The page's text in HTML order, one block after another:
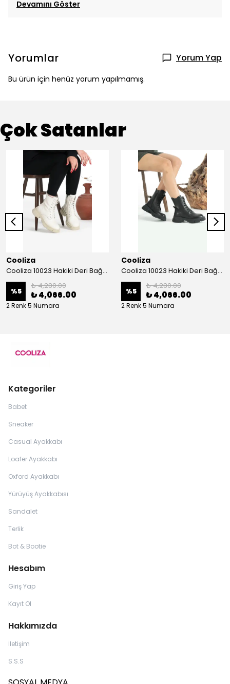
Devamını Göster
Yorumlar Yorum Yap
Bu ürün için henüz yorum yapılmamış.
Çok Satanlar
Cooliza
Cooliza 10023 Hakiki Deri Bağcıklı ve Fermuarlı Rahat Kadın Bot Ayakkabı - Ekru
%5
₺ 4,280.00
₺ 4,066.00
2 Renk 5 Numara
Cooliza
Cooliza 10023 Hakiki Deri Bağcıklı ve Fermuarlı Rahat Kadın Bot Ayakkabı - Siyah
%5
₺ 4,280.00
₺ 4,066.00
2 Renk 5 Numara
Kategoriler
Babet
Sneaker
Casual Ayakkabı
Loafer Ayakkabı
Oxford Ayakkabı
Yürüyüş Ayakkabısı
Sandalet
Terlik
Bot & Bootie
Hesabım
Giriş Yap
Kayıt Ol
Hakkımızda
İletişim
S.S.S